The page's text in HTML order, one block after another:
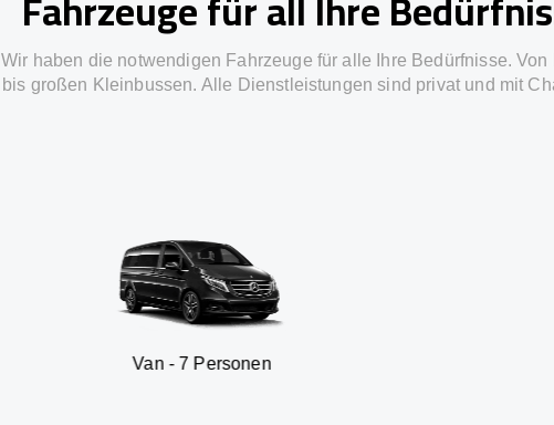
Wir haben die notwendigen Fahrzeuge für alle Ihre Bedürfnisse. Von
bis großen Kleinbussen. Alle Dienstleistungen sind privat und mit
Van - 7 Personen SUV - 3